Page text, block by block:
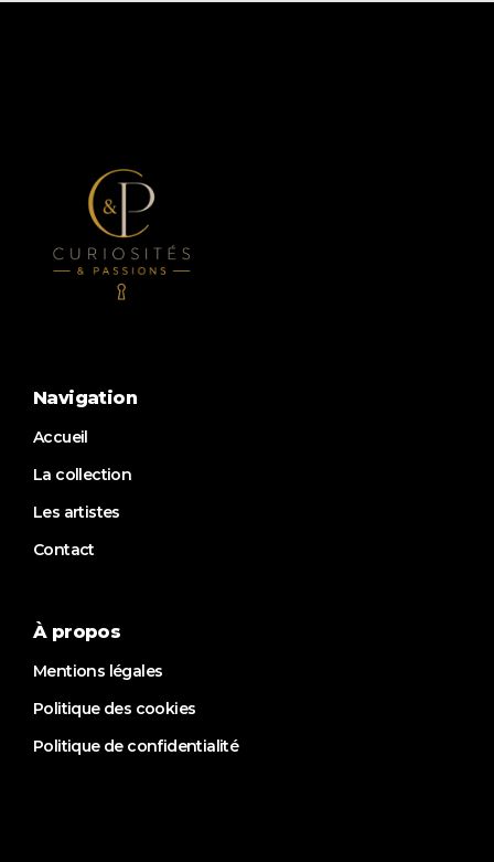
Navigation
Accueil
La collection
Les artistes
Contact
À propos
Mentions légales
Politique des cookies
Politique de confidentialité